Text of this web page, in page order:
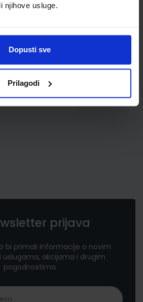
njihove usluge.
Dopusti sve
Prilagodi
0,85 €
prijava
bi primali informacije o novim
uslugama, akcijama i drugim
pogodnostima